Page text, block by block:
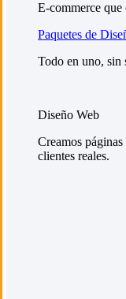
E-commerce que
Paquetes de
Todo en uno, sin
Diseño Web
Creamos
clientes reales.